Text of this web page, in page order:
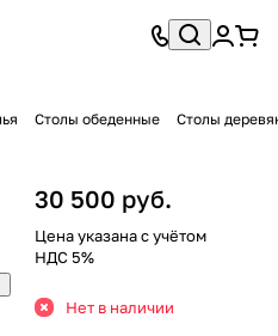
Столы обеденные Столы
30 500 руб.
Цена указана с учётом
НДС 5%
Нет в наличии